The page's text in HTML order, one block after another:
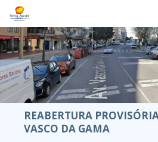
REABERTURA
VASCO DA GAMA